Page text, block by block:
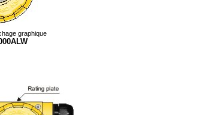
graphique